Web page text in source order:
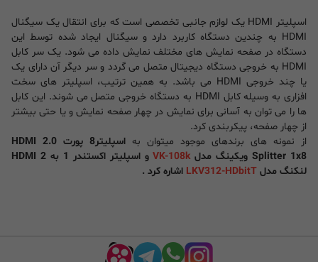
اسپلیتر HDMI یک لوازم جانبی تخصصی است که برای انتقال یک سیگنال
HDMI به چندین دستگاه کاربرد دارد و سیگنال ایجاد شده توسط این
دستگاه در صفحه نمایش های مختلف نمایش داده می شود. یک سر کابل
HDMI به خروجی دستگاه دیجیتال متصل می گردد و سر دیگر آن دارای یک
یا چند خروجی HDMI می باشد. به همین ترتیب، اسپلیتر های سخت
افزاری به وسیله کابل HDMI به دستگاه خروجی متصل می شوند. این کابل
ها را می توان به آسانی برای نمایش در چهار صفحه نمایش و یا حتی بیشتر
از چهار صفحه، پیکربندی کرد.
از نمونه های برندهای موجود میتوان به
اسپلیتر8 پورت HDMI 2.0
Splitter 1x8 ویکینگ مدل
VK-108k
و اسپلیتر اکستندر 1 به 2 HDMI
لنکنگ مدل LKV312-HDbitT اشاره کرد .